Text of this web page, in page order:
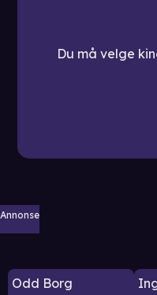
Du må velge
Annonse
Odd Borg